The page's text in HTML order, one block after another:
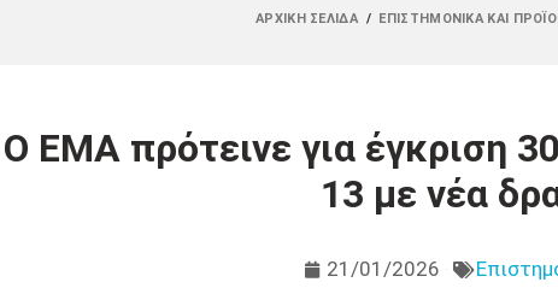
ΑΡΧΙΚΉ ΣΕΛΊΔΑ / ΕΠΙΣΤΗΜΟΝΙΚΆ ΚΑΙ
Ο ΕΜΑ πρότεινε για έγκριση
13 με νέα
21/01/2026